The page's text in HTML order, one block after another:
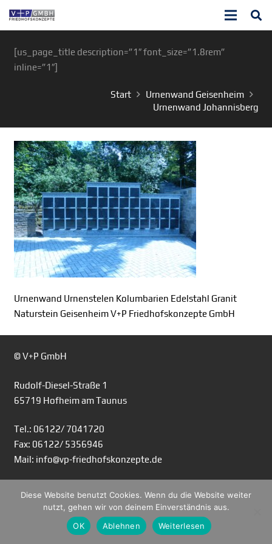
[us_page_title description=”1″ font_size=”1.8rem”
inline=”1″]
Start
Urnenwand Geisenheim
Urnenwand Johannisberg
Urnenwand Urnenstelen Kolumbarien Edelstahl Granit
Naturstein Geisenheim V+P Friedhofskonzepte GmbH
© V+P GmbH
Rudolf-Diesel-Straße 1
65719 Hofheim am Taunus
Tel.: 06122/ 7041720
Fax: 06122/ 5356946
Mail: info@vp-friedhofskonzepte.de
Diese Website benutzt Cookies. Wenn du die Website weiter
nutzt, gehen wir von deinem Einverständnis aus.
OK
Ablehnen Weiterlesen